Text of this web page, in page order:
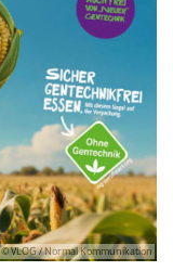
© VLOG / Normal Kommunikation